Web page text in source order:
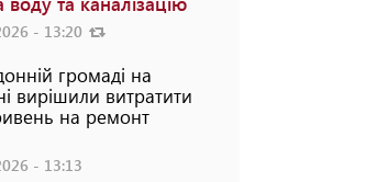
- 13:20
громаді на
вирішили витратити
на ремонт
- 13:13